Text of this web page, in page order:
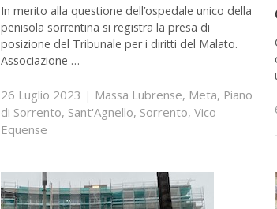
In merito alla questione dell’ospedale unico della
penisola sorrentina si registra la presa di
posizione del Tribunale per i diritti del Malato.
Associazione …
26 Luglio 2023 | Massa Lubrense, Meta, Piano
di Sorrento, Sant'Agnello, Sorrento, Vico
Equense